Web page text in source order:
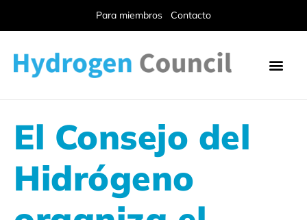
Para miembros Contacto
El Consejo del
Hidrógeno